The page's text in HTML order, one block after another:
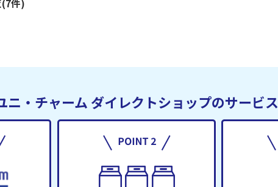
件)
ニ・チャーム ダイレクトショップのサービス